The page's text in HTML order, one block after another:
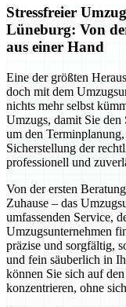
Stressfreier
Lüneburg: Von
aus einer Hand
Eine der größten
doch mit dem
nichts mehr selbst
Umzugs, damit Sie den
um den
Sicherstellung der
professionell und
Von der ersten
Zuhause – das
umfassenden Service,
Umzugsunternehmen
präzise und sorgfältig,
und fein säuberlich in
können Sie sich auf
konzentrieren, ohne